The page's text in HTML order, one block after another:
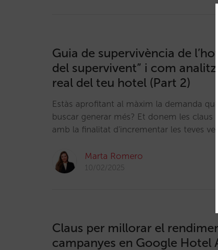
Guia de supervivència de
del supervivent” i com
real del teu hotel (Part 2)
Estàs aprofitant al màxim la demanda
buscar generar més? Et donem les
amb la finalitat d'incrementar les teves
Marta Romero
10/02/2025
Claus per millorar el
campanyes en Google Hotel